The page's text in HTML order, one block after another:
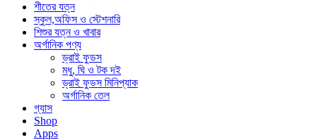
শীতের যত্ন
স্কুল,অফিস ও স্টেশনারি
শিশুর যত্ন ও খাবার
অর্গানিক পণ্য
ড্রাই ফুডস
মধু, ঘি ও টক দই
ড্রাই ফুডস মিনিপ্যাক
অর্গানিক তেল
গ্যাস
Shop
Apps